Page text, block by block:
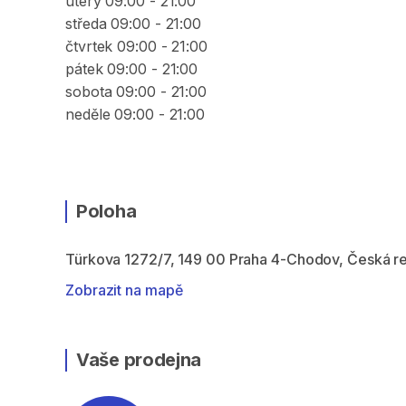
středa 09:00 - 21:00
čtvrtek 09:00 - 21:00
pátek 09:00 - 21:00
sobota 09:00 - 21:00
neděle 09:00 - 21:00
Poloha
Türkova 1272/7, 149 00 Praha 4-Chodov, Česká
Zobrazit na mapě
Vaše prodejna